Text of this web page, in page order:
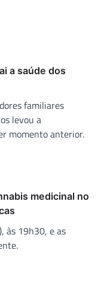
a saúde dos
familiares
levou a
momento anterior.
medicinal no
às 19h30, e as